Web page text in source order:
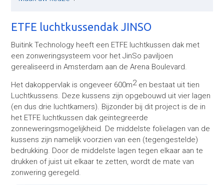
ETFE luchtkussendak JINSO
Buitink Technology heeft een ETFE luchtkussen dak met
een zonweringsysteem voor het JinSo paviljoen
gerealiseerd in Amsterdam aan de Arena Boulevard.
Het dakoppervlak is ongeveer 600m2en bestaat uit tien
Luchtkussens. Deze kussens zijn opgebouwd uit vier lagen
(en dus drie luchtkamers). Bijzonder bij dit project is de in
het ETFE luchtkussen dak geïntegreerde
zonneweringsmogelijkheid. De middelste folielagen van de
kussens zijn namelijk voorzien van een (tegengestelde)
bedrukking. Door de middelste lagen tegen elkaar aan te
drukken of juist uit elkaar te zetten, wordt de mate van
zonwering geregeld.